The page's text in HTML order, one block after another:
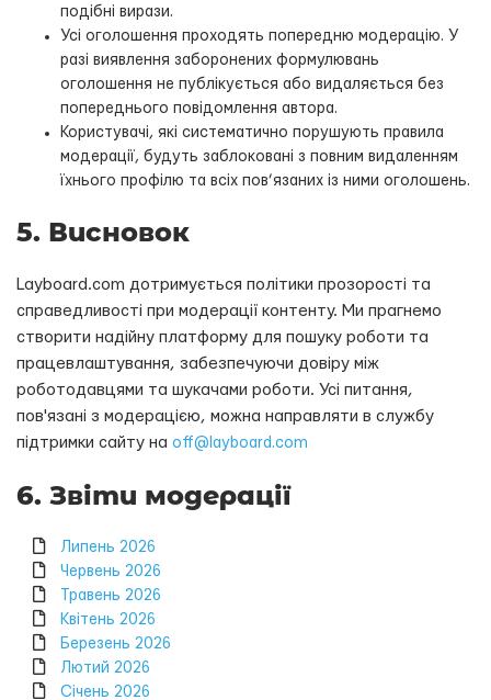
подібні вирази.
Усі оголошення проходять попередню модерацію. У
разі виявлення заборонених формулювань
оголошення не публікується або видаляється без
попереднього повідомлення автора.
Користувачі, які систематично порушують правила
модерації, будуть заблоковані з повним видаленням
їхнього профілю та всіх пов’язаних із ними оголошень.
5. Висновок
Layboard.com дотримується політики прозорості та
справедливості при модерації контенту. Ми прагнемо
створити надійну платформу для пошуку роботи та
працевлаштування, забезпечуючи довіру між
роботодавцями та шукачами роботи. Усі питання,
пов'язані з модерацією, можна направляти в службу
підтримки сайту на off@layboard.com
6. Звіти модерації
Липень 2026
Червень 2026
Травень 2026
Квітень 2026
Березень 2026
Лютий 2026
Січень 2026